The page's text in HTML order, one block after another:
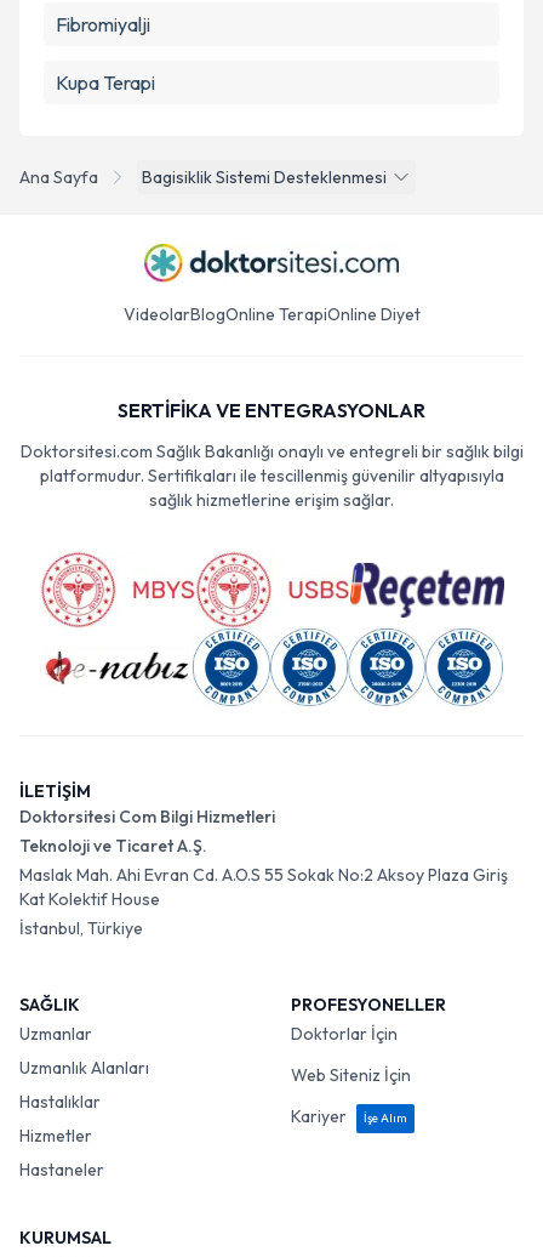
Ana Sayfa Bagisiklik Sistemi Desteklenmesi
Fibromiyalji
Kupa Terapi
VideolarBlogOnline TerapiOnline Diyet
SERTİFİKA VE ENTEGRASYONLAR
Doktorsitesi.com Sağlık Bakanlığı onaylı ve entegreli bir sağlık bilgi
platformudur. Sertifikaları ile tescillenmiş güvenilir altyapısıyla
sağlık hizmetlerine erişim sağlar.
İLETİŞİM
Doktorsitesi Com Bilgi Hizmetleri
Teknoloji ve Ticaret A.Ş.
Maslak Mah. Ahi Evran Cd. A.O.S 55 Sokak No:2 Aksoy Plaza Giriş
Kat Kolektif House
İstanbul, Türkiye
SAĞLIK
Uzmanlar
Uzmanlık Alanları
Hastalıklar
Hizmetler
Hastaneler
PROFESYONELLER
Doktorlar İçin
Web Siteniz İçin
Kariyer
İşe Alım
KURUMSAL